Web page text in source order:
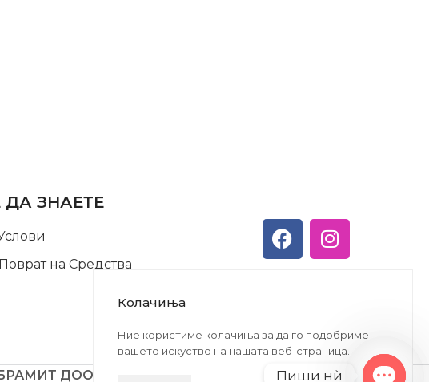
ЗНАЕТЕ
на Средства
ДООЕЛ
Колачиња
Ние користиме колачиња за да го подобриме
вашето искуство на нашата веб-страница.
Пиши нѝ